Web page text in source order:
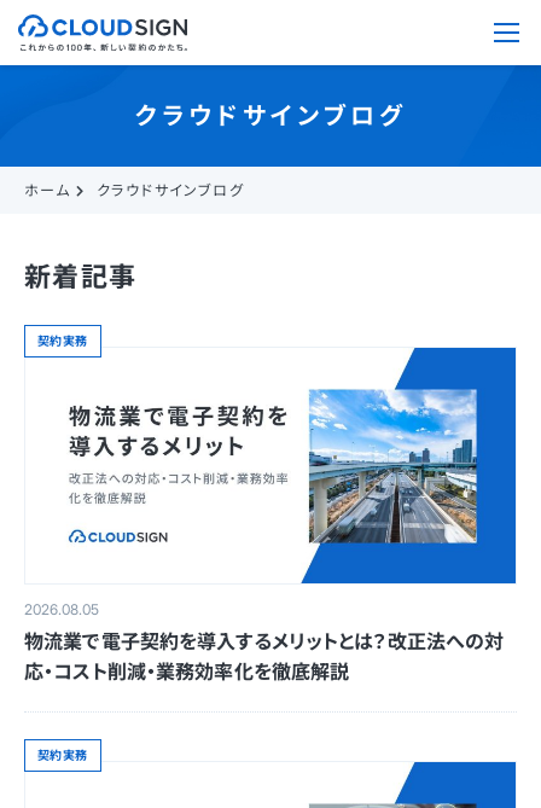
クラウドサインブログ
ホーム クラウドサインブログ
新着記事
契約実務
2026.08.05
物流業で電子契約を導入するメリットとは？改正法への対
応・コスト削減・業務効率化を徹底解説
契約実務